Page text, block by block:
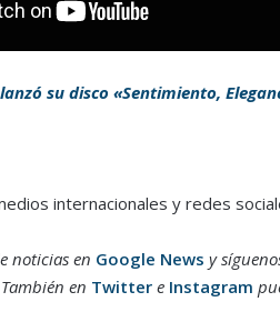
su disco «Sentimiento,
internacionales y redes
noticias en Google News y
en Twittere Instagram